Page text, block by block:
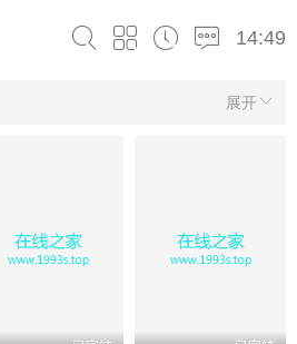
14:49
展开